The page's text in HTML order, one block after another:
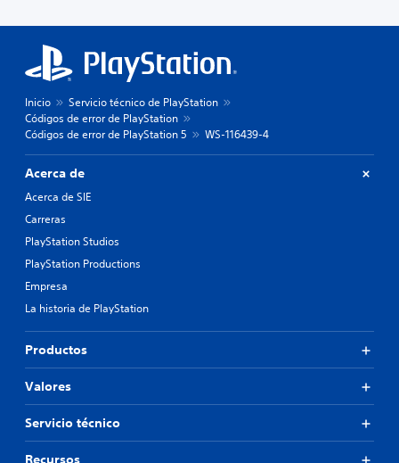
Inicio
Servicio técnico de PlayStation
Códigos de error de PlayStation
Códigos de error de PlayStation 5
WS-116439-4
Acerca de
Acerca de SIE
Carreras
PlayStation Studios
PlayStation Productions
Empresa
La historia de PlayStation
Productos
Valores
Servicio técnico
Recursos